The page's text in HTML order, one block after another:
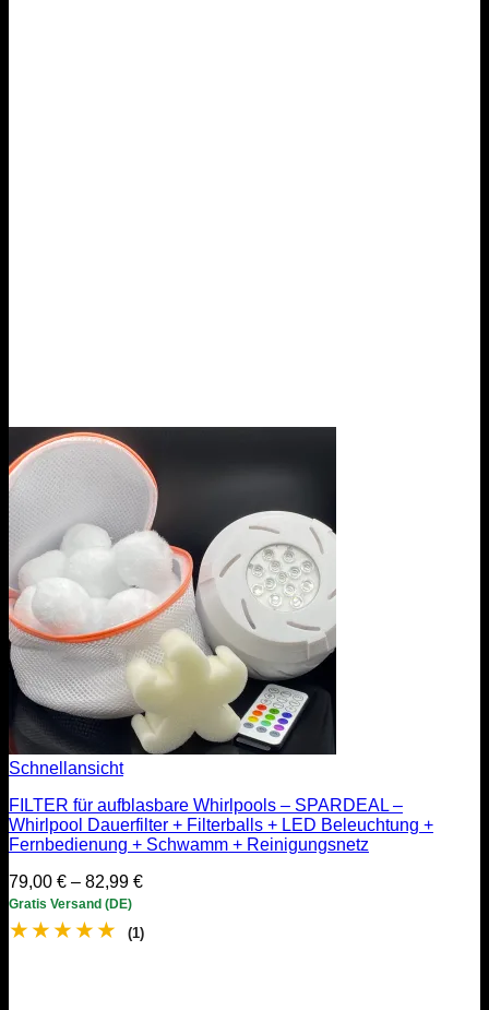
Schnellansicht
FILTER für aufblasbare Whirlpools – SPARDEAL –
Whirlpool Dauerfilter + Filterballs + LED Beleuchtung +
Fernbedienung + Schwamm + Reinigungsnetz
79,00 € – 82,99 €Preisspanne:
82,99 €
Gratis Versand (DE)
★★★★★ (1)